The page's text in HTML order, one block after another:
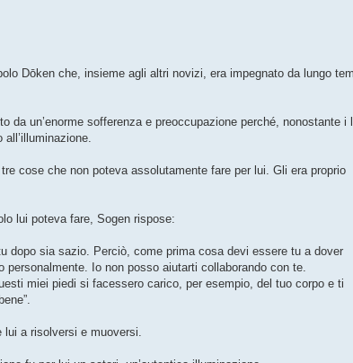
Dōken che, insieme agli altri novizi, era impegnato da lungo
un’enorme sofferenza e preoccupazione perché, nonostante i
cose che non poteva assolutamente fare per lui. Gli era proprio
lui poteva fare, Sogen rispose:
dopo sia sazio. Perciò, come prima cosa devi essere tu a dover
Io non posso aiutarti collaborando con te.
miei piedi si facessero carico, per esempio, del tuo corpo e ti
a risolversi e muoversi.